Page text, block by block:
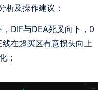
析及操作建议：
DIF与DEA死叉向下，0
在超买区有意拐头向上
；